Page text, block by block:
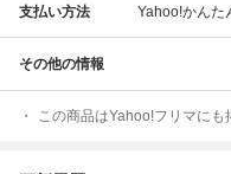
支払い方法 Yahoo!かんた
その他の情報
この商品はYahoo!フリマにも